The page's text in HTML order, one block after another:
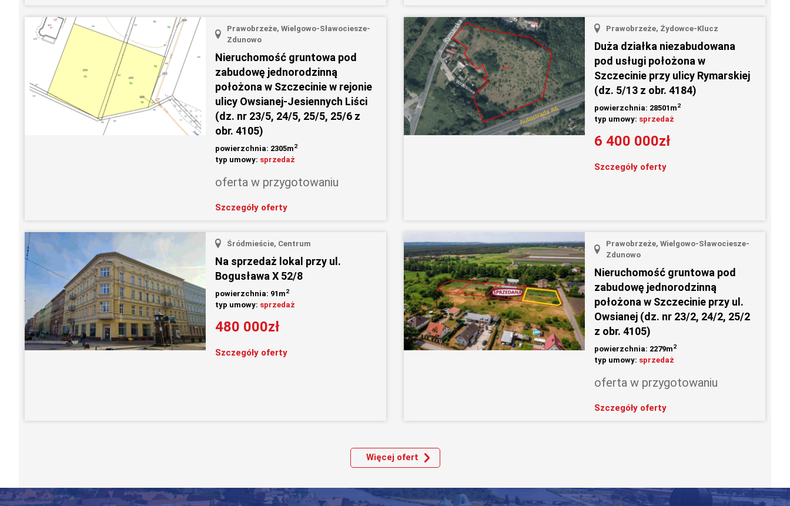
Prawobrzeże, Wielgowo-Sławociesze-
Zdunowo
Nieruchomość gruntowa pod
zabudowę jednorodzinną
położona w Szczecinie w rejonie
ulicy Owsianej-Jesiennych Liści
(dz. nr 23/5, 24/5, 25/5, 25/6 z
obr. 4105)
powierzchnia: 2305m2
typ umowy: sprzedaż
oferta w przygotowaniu
Szczegóły oferty
Prawobrzeże, Żydowce-Klucz
Duża działka niezabudowana
pod usługi położona w
Szczecinie przy ulicy Rymarskiej
(dz. 5/13 z obr. 4184)
powierzchnia: 28501m2
typ umowy: sprzedaż
6 400 000zł
Szczegóły oferty
Śródmieście, Centrum
Na sprzedaż lokal przy ul.
Bogusława X 52/8
powierzchnia: 91m2
typ umowy: sprzedaż
480 000zł
Szczegóły oferty
Prawobrzeże, Wielgowo-Sławociesze-
Zdunowo
Nieruchomość gruntowa pod
zabudowę jednorodzinną
położona w Szczecinie przy ul.
Owsianej (dz. nr 23/2, 24/2, 25/2
z obr. 4105)
powierzchnia: 2279m2
typ umowy: sprzedaż
oferta w przygotowaniu
Szczegóły oferty
Więcej ofert